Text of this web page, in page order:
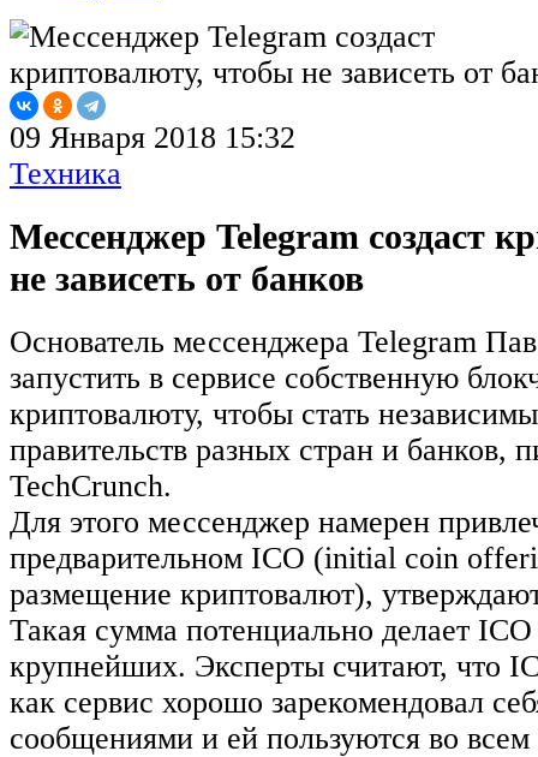
09 Января 2018 15:32
Техника
Мессенджер Telegram создаст
не зависеть от банков
Основатель мессенджера Telegram
запустить в сервисе собственную
криптовалюту, чтобы стать
правительств разных стран и банков,
TechCrunch.
Для этого мессенджер намерен
предварительном ICO (initial coin
размещение криптовалют),
Такая сумма потенциально делает
крупнейших. Эксперты считают, что
как сервис хорошо зарекомендовал
сообщениями и ей пользуются во